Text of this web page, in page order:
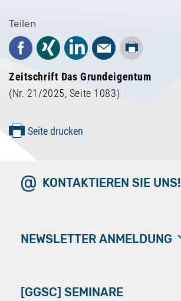
Teilen
Facebook
Xing LinkedInMail
Drucken
Zeitschrift Das Grundeigentum
(Nr. 21/2025, Seite 1083)
Seite drucken
KONTAKTIEREN SIE UNS!
NEWSLETTER ANMELDUNG
[GGSC] SEMINARE